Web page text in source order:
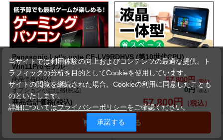
Panasonic Let's note CF-LV9RDHVS (第10世代CPU)
Win11Proモデル
商品価格(税込) 57,800円
オプション小計価格(税込)
0円
商品合計価格(税込)
57,800円
カートに入れる
ショッピングガイド
交換・返品について
当サイトでは利用体験の向上およびコンテンツの最適な提供、ト
ラフィックの分析を目的としてCookieを使用しています。
サイトの閲覧を継続された場合、Cookieの利用に同意したことも
のといたします。
詳細についてはプライバシーポリシーをご確認ください。
承諾する